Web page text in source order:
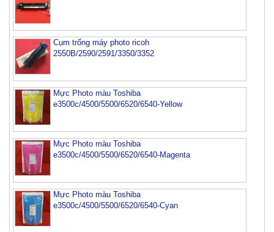
Cụm trống máy photo ricoh
2550B/2590/2591/3350/3352
Mực Photo màu Toshiba
e3500c/4500/5500/6520/6540-Yellow
Mực Photo màu Toshiba
e3500c/4500/5500/6520/6540-Magenta
Mực Photo màu Toshiba
e3500c/4500/5500/6520/6540-Cyan